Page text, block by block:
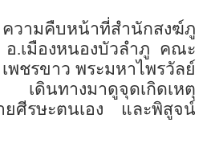
ความคืบหน้าที่สำนักสงฆ์ภู
.เมืองหนองบัวลำภู คณะ
พชรขาว พระมหาไพรวัลย์
เดินทางมาดูจุดเกิดเหตุ
ยศีรษะตนเอง และพิสูจน์